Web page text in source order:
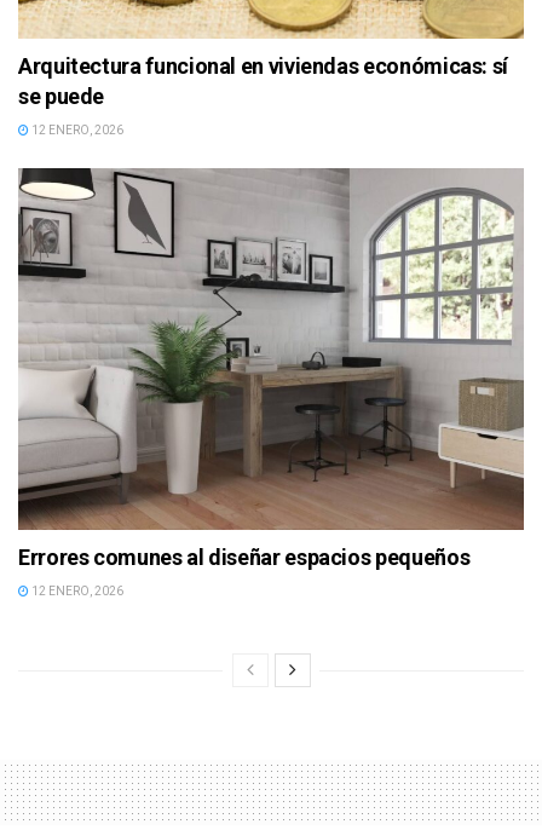
Arquitectura funcional en viviendas económicas: sí
se puede
12 ENERO, 2026
Errores comunes al diseñar espacios pequeños
12 ENERO, 2026